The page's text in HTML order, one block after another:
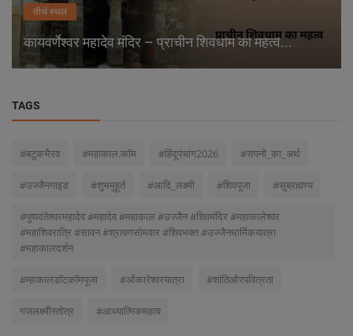
तीर्थ स्थल
कायवर्णेश्वर महादेव मंदिर – प्राचीन शिवधाम का महत्व...
TAGS
#बटुकभैरव #महाकाल.कॉम #हिंदूपंचांग2026 #सपनों_का_अर्थ
#उज्जैनगाइड #शुभमुहूर्त #आदि_लक्ष्मी #शिवपूजा #सुब्रह्मण्य
#पुष्पदंतेश्वरमहादेव #महादेव #महाकाल #उज्जैन #शिवमंदिर #महाकालेश्वर
#महाशिवरात्रि #सावन #श्रावणसोमवार #शिवभक्त #उज्जैनधार्मिकयात्रा
#महाकालदर्शन
#म्हाकालडॉटकॉमपूजा #ओंकारेश्वरयात्रा #शांतिऔरपवित्रता
गजलक्ष्मीस्तोत्र #आध्यात्मिकमहत्व